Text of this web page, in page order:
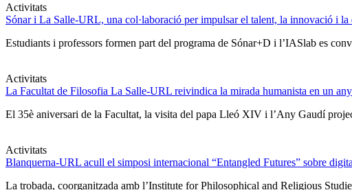
Activitats
Sónar i La Salle-URL, una col·laboració per impulsar el talent, la innovació i
Estudiants i professors formen part del programa de Sónar+D i l’IASlab es
Activitats
La Facultat de Filosofia La Salle-URL reivindica la mirada humanista en un
El 35è aniversari de la Facultat, la visita del papa Lleó XIV i l’Any Gaudí
Activitats
Blanquerna-URL acull el simposi internacional “Entangled Futures” sobre
La trobada, coorganitzada amb l’Institute for Philosophical and Religious